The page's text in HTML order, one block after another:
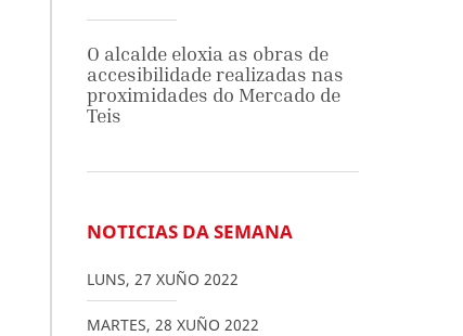
O alcalde eloxia as obras de
accesibilidade realizadas nas
proximidades do Mercado de
Teis
NOTICIAS DA SEMANA
LUNS, 27 XUÑO 2022
MARTES, 28 XUÑO 2022